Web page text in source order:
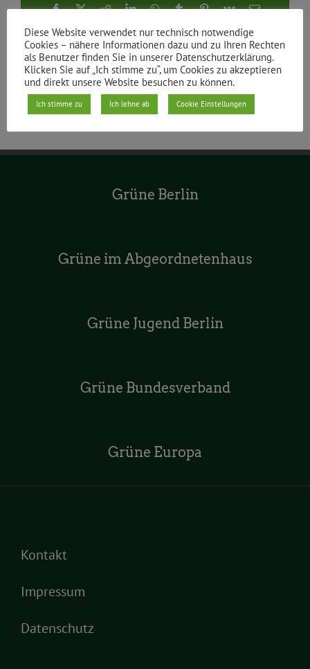
Facebook
X RedditLinkedInWhatsApp
TumblrPinterest
Vk
E-
Grüne Berlin
Grüne im Abgeordnetenhaus
Grüne Jugend Berlin
Grüne Bundesverband
Grüne Europa
Kontakt
Impressum
Datenschutz
Diese Website verwendet nur technisch notwendige
Cookies – nähere Informationen dazu und zu Ihren Rechten
als Benutzer finden Sie in unserer Datenschutzerklärung.
Klicken Sie auf „Ich stimme zu“, um Cookies zu akzeptieren
und direkt unsere Website besuchen zu können.
Ich stimme zu Ich lehne ab Cookie Einstellungen